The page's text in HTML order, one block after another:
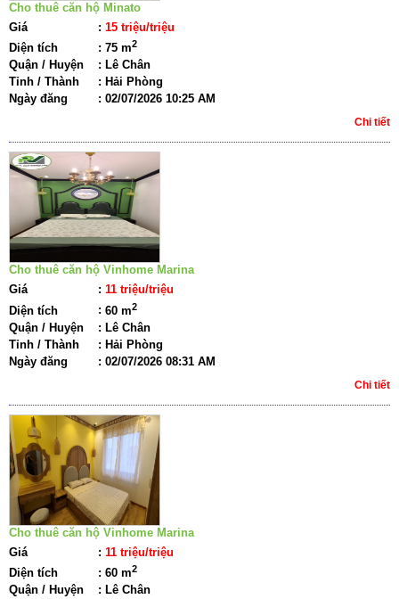
Cho thuê căn hộ Minato
Giá
: 15 triệu/triệu
Diện tích
: 75 m2
Quận / Huyện : Lê Chân
Tỉnh / Thành
: Hải Phòng
Ngày đăng
: 02/07/2026 10:25 AM
Chi tiết
Cho thuê căn hộ Vinhome Marina
Giá
: 11 triệu/triệu
Diện tích
: 60 m2
Quận / Huyện : Lê Chân
Tỉnh / Thành
: Hải Phòng
Ngày đăng
: 02/07/2026 08:31 AM
Chi tiết
Cho thuê căn hộ Vinhome Marina
Giá
: 11 triệu/triệu
Diện tích
: 60 m2
Quận / Huyện : Lê Chân